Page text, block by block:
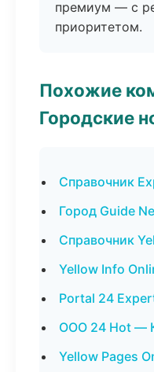
премиум — с
приоритетом.
Похожие
Городские
Справочник
Город Guide
Справочник
Yellow Info
Portal 24
ООО 24 Hot —
Yellow Pages